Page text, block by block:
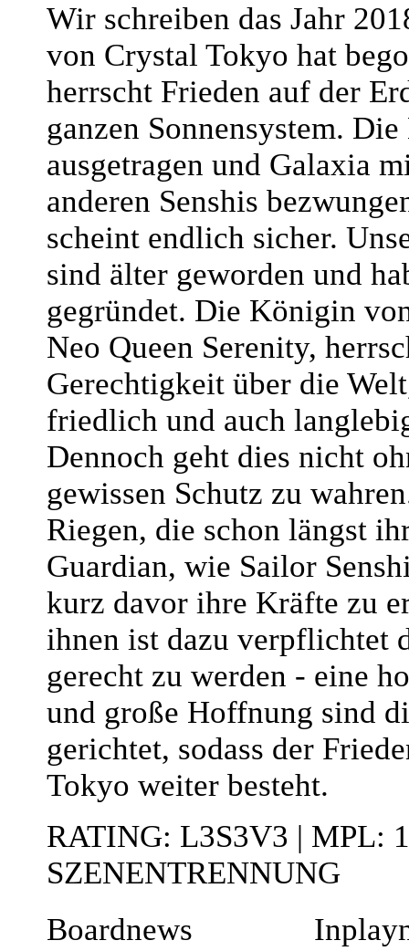
Wir schreiben das Jahr
von Crystal Tokyo hat
herrscht Frieden auf der
ganzen Sonnensystem.
ausgetragen und Galaxia
anderen Senshis
scheint endlich sicher.
sind älter geworden und
gegründet. Die Königin
Neo Queen Serenity,
Gerechtigkeit über die
friedlich und auch
Dennoch geht dies nicht
gewissen Schutz zu
Riegen, die schon längst
Guardian, wie Sailor
kurz davor ihre Kräfte zu
ihnen ist dazu verpflichtet
gerecht zu werden - eine
und große Hoffnung sind
gerichtet, sodass der
Tokyo weiter besteht.
RATING: L3S3V3 | MPL:
SZENENTRENNUNG
Boardnews